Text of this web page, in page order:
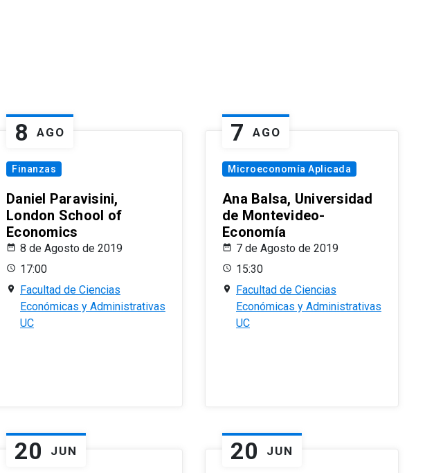
8 AGO
Finanzas
Daniel Paravisini,
London School of
Economics
8 de Agosto de 2019
17:00
Facultad de Ciencias
Económicas y Administrativas
UC
7 AGO
Microeconomía Aplicada
Ana Balsa, Universidad
de Montevideo-
Economía
7 de Agosto de 2019
15:30
Facultad de Ciencias
Económicas y Administrativas
UC
20 JUN 20 JUN